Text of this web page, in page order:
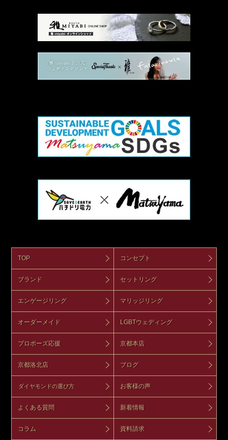
TOP コンセプト
ブランド セットリング
エンゲージリング マリッジリング
オーダーメイド LGBTウェディング
プロポーズ応援 京都本店
京都洛北店 ブログ
ダイヤモンドの選び方 お客様の声
よくある質問 新着情報
コラム 資料請求